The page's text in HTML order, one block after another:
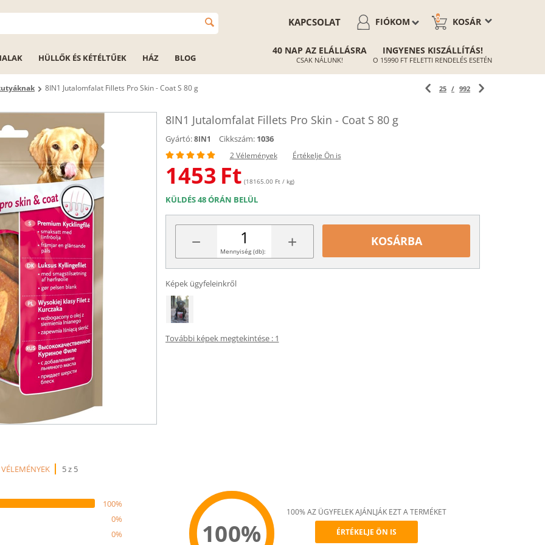
KOSÁR
0
FIÓKOM
KAPCSOLAT
HÜLLŐK ÉS KÉTÉLTŰEK HÁZ BLOG
40 NAP AZ ELÁLLÁSRA
CSAK NÁLUNK!
INGYENES KISZÁLLÍTÁS!
O 15990 FT FELETTI RENDELÉS ESETÉN
8IN1 Jutalomfalat Fillets Pro Skin - Coat S 80 g 25 / 992
8IN1 Jutalomfalat Fillets Pro Skin - Coat S 80 g
Gyártó: 8IN1 Cikkszám: 1036
2 Vélemények Értékelje Ön is
1453 Ft (18165.00 Ft / kg)
KÜLDÉS 48 ÓRÁN BELÜL
− +
Mennyiség (db):
KOSÁRBA
Képek ügyfeleinkről
További képek megtekintése : 1
5 z 5
100%
0%
0%
100%
100% AZ ÜGYFELEK AJÁNLJÁK EZT A TERMÉKET
ÉRTÉKELJE ÖN IS